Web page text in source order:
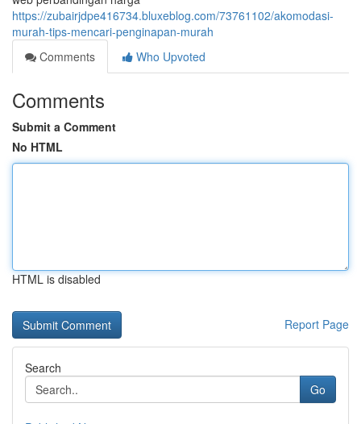
https://zubairjdpe416734.bluxeblog.com/73761102/akomodasi-
murah-tips-mencari-penginapan-murah
Comments
Who Upvoted
Comments
Submit a Comment
No HTML
HTML is disabled
Report Page
Search
Go